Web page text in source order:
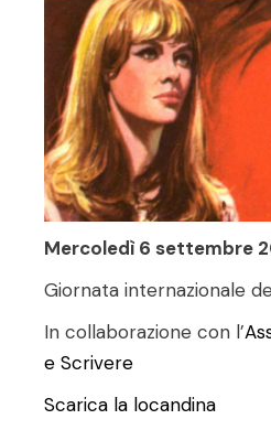
Mercoledì 6 settembre
Giornata internazionale
In collaborazione con l’
e Scrivere
Scarica la locandina